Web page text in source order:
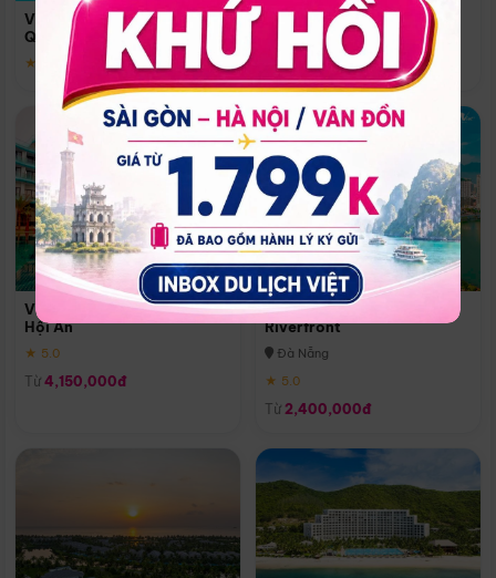
Vinpearl Resort & Spa Phu
Quoc
★ 5.0
Quoc
Phú Quốc
★ 5.0
Vinpearl Resort & Golf Nam
Hội An
★ 5.0
Từ 4,150,000đ
Melia Vinpearl Danang
Riverfront
Đà Nẵng
★ 5.0
Từ 2,400,000đ